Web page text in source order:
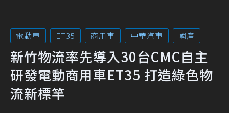
電動車 ET35 商用車 中華汽車 國產
新竹物流率先導入30台CMC自主
研發電動商用車ET35 打造綠色物
流新標竿